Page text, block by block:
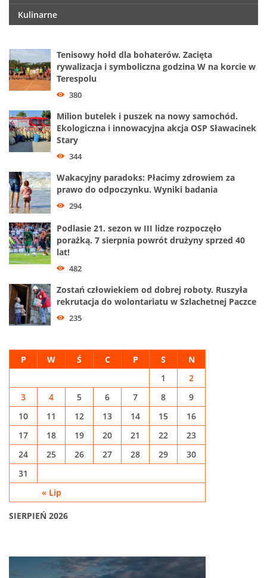
Kulinarne
Tenisowy hołd dla bohaterów. Zacięta
rywalizacja i symboliczna godzina W na korcie w
Terespolu
380
Milion butelek i puszek na nowy samochód.
Ekologiczna i innowacyjna akcja OSP Sławacinek
Stary
344
Wakacyjny paradoks: Płacimy zdrowiem za
prawo do odpoczynku. Wyniki badania
294
Podlasie 21. sezon w III lidze rozpoczęło
porażką. 7 sierpnia powrót drużyny sprzed 40
lat!
482
Zostań człowiekiem od dobrej roboty. Ruszyła
rekrutacja do wolontariatu w Szlachetnej Paczce
235
SIERPIEŃ 2026
P W Ś C P S N
« Lip
1
2
3
4 5 6 7 8
9
10
11 12 13 14 15
16
17
18 19 20 21 22
23
24
25 26 27 28 29
30
31